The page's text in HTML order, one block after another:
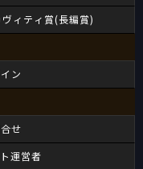
ヴィティ賞(長編賞)
ン
せ
運営者